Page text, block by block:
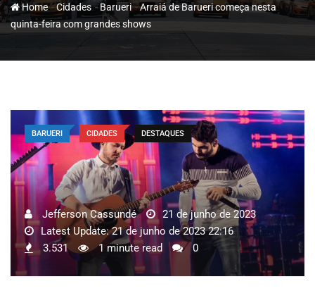
Home-Cidades-Barueri-Arraiá de Barueri começa nesta
quinta-feira com grandes shows
BARUERI CIDADES DESTAQUES
Jefferson Cassundé
21 de junho de 2023
Latest Update: 21 de junho de 2023 22:16
3.531
1 minute read 0